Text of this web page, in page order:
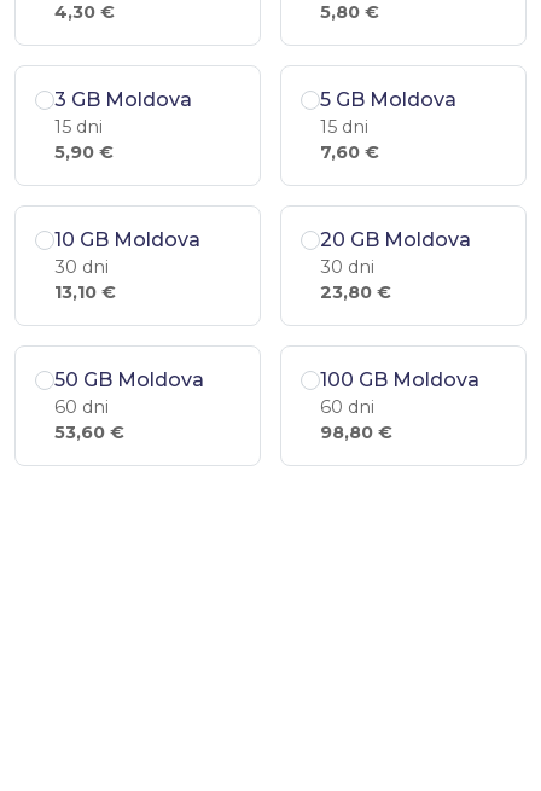
4,30 €
5,80 €
3 GB Moldova
15 dni
5,90 €
5 GB Moldova
15 dni
7,60 €
10 GB Moldova
30 dni
13,10 €
20 GB Moldova
30 dni
23,80 €
50 GB Moldova
60 dni
53,60 €
100 GB Moldova
60 dni
98,80 €